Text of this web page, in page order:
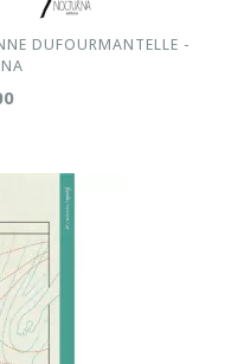
DUFOURMANTELLE -